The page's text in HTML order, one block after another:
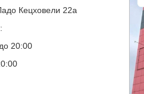
Кецховели 22а
20:00